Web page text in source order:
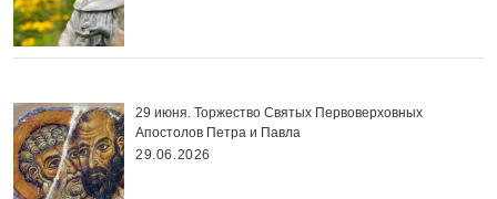
29 июня. Торжество Святых Первоверховных
Апостолов Петра и Павла
29.06.2026